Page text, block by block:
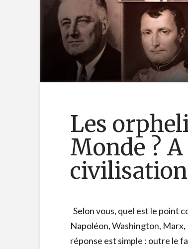
Les
Monde ?
Selon vous, quel est le point
Napoléon, Washington, Marx,
réponse est simple : outre le